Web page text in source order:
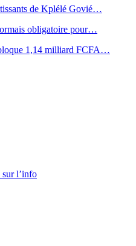
de Kplélé Govié…
obligatoire pour…
1,14 milliard FCFA…
l’info